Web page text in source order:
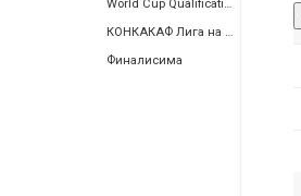
World Cup Qualification, Women, Inter-Confederation Playoffs
КОНКАКАФ Лига на Нации
Финалисима